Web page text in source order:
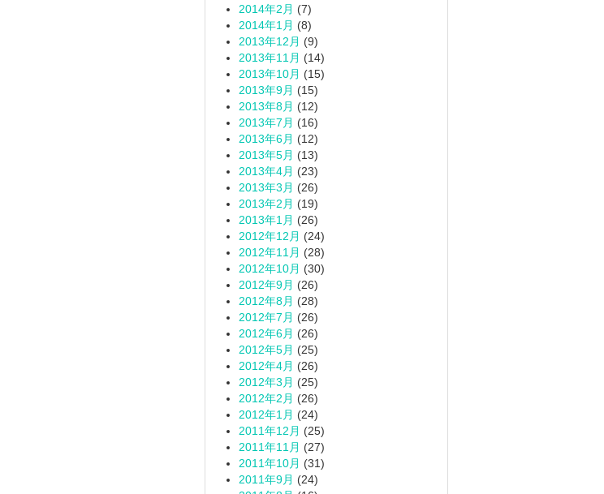
2014年2月 (7)
2014年1月 (8)
2013年12月 (9)
2013年11月 (14)
2013年10月 (15)
2013年9月 (15)
2013年8月 (12)
2013年7月 (16)
2013年6月 (12)
2013年5月 (13)
2013年4月 (23)
2013年3月 (26)
2013年2月 (19)
2013年1月 (26)
2012年12月 (24)
2012年11月 (28)
2012年10月 (30)
2012年9月 (26)
2012年8月 (28)
2012年7月 (26)
2012年6月 (26)
2012年5月 (25)
2012年4月 (26)
2012年3月 (25)
2012年2月 (26)
2012年1月 (24)
2011年12月 (25)
2011年11月 (27)
2011年10月 (31)
2011年9月 (24)